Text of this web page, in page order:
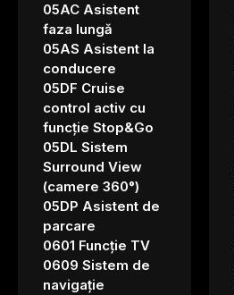
05AC Asistent
faza lungă
05AS Asistent la
conducere
05DF Cruise
control activ cu
funcție Stop&Go
05DL Sistem
Surround View
(camere 360°)
05DP Asistent de
parcare
0601 Funcție TV
0609 Sistem de
navigație